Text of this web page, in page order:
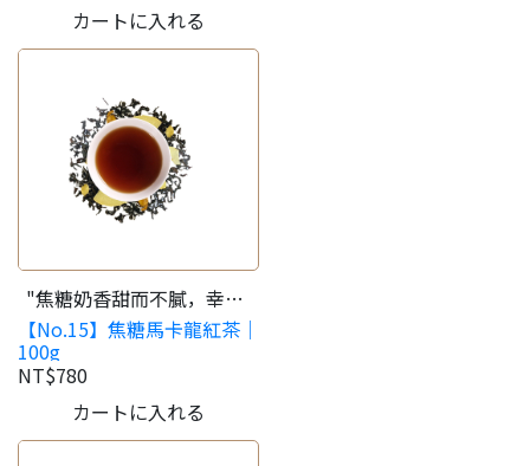
カートに入れる
"焦糖奶香甜而不膩，幸福
感滿溢。 "
【No.15】焦糖馬卡龍紅茶｜
100g
NT$780
カートに入れる